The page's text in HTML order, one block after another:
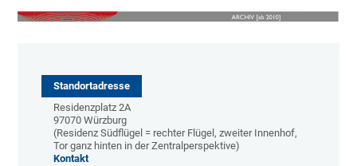
Standortadresse
Residenzplatz 2A
97070 Würzburg
(Residenz Südflügel = rechter Flügel, zweiter Innenhof,
Tor ganz hinten in der Zentralperspektive)
Kontakt